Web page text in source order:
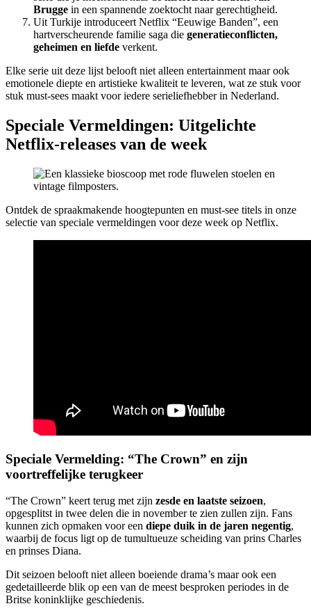
Brugge in een spannende zoektocht naar gerechtigheid.
Uit Turkije introduceert Netflix “Eeuwige Banden”, een
hartverscheurende familie saga die generatieconflicten,
geheimen en liefde verkent.
Elke serie uit deze lijst belooft niet alleen entertainment maar ook
emotionele diepte en artistieke kwaliteit te leveren, wat ze stuk voor
stuk must-sees maakt voor iedere serieliefhebber in Nederland.
Speciale Vermeldingen: Uitgelichte
Netflix-releases van de week
Ontdek de spraakmakende hoogtepunten en must-see titels in onze
selectie van speciale vermeldingen voor deze week op Netflix.
Speciale Vermelding: “The Crown” en zijn
voortreffelijke terugkeer
“The Crown” keert terug met zijn zesde en laatste seizoen,
opgesplitst in twee delen die in november te zien zullen zijn. Fans
kunnen zich opmaken voor een diepe duik in de jaren negentig,
waarbij de focus ligt op de tumultueuze scheiding van prins Charles
en prinses Diana.
Dit seizoen belooft niet alleen boeiende drama’s maar ook een
gedetailleerde blik op een van de meest besproken periodes in de
Britse koninklijke geschiedenis.